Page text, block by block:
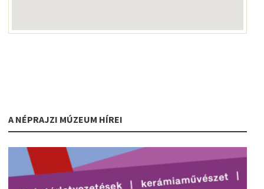
A NÉPRAJZI MÚZEUM HÍREI